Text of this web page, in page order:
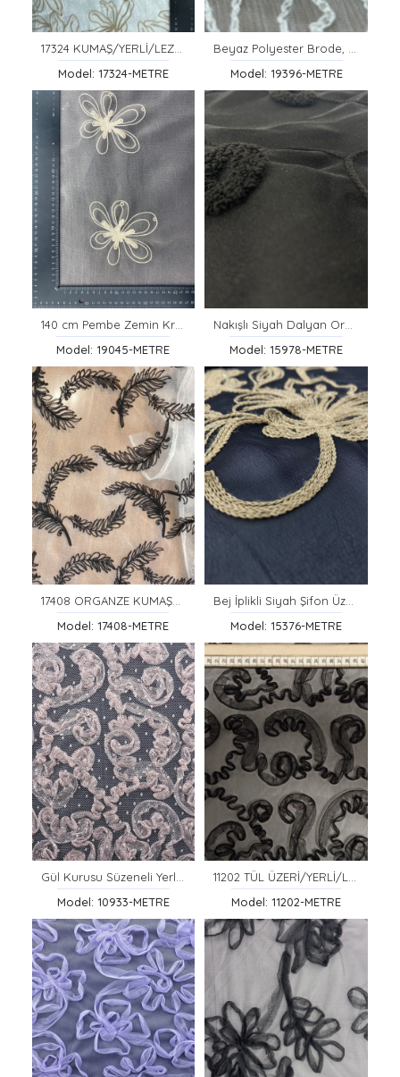
17324 KUMAŞ/YERLİ/LEZ/PAMUK POLYESTER/SÜZENELİ İŞLEME/30/1/POPLİN/KASAR ZEMİN/CAMEL İP/130 CM
Model: 17324-METRE
Beyaz Polyester Brode, Yerli, 130 cm
Model: 19396-METRE
140 cm Pembe Zemin Krem İplik Dalyan İşlemeli Organze
Model: 19045-METRE
Nakışlı Siyah Dalyan Organze
Model: 15978-METRE
17408 ORGANZE KUMAŞ/YERLİ/LEZ/POLYESTER/SÜZENE NAKIŞ/BEYAZ ZEMİN/SİYAH İP
Model: 17408-METRE
Bej İplikli Siyah Şifon Üzeri Brode
Model: 15376-METRE
Gül Kurusu Süzeneli Yerli Polyester Tül
Model: 10933-METRE
11202 TÜL ÜZERİ/YERLİ/LEZ/POLYESTER/SÜZENELİ/SİYAH/120 CM
Model: 11202-METRE